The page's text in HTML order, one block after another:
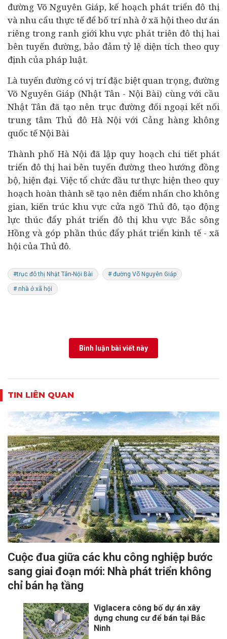
đường Võ Nguyên Giáp, kế hoạch phát triển đô thị
và nhu cẩu thực tế để bố trí nhà ở xã hội theo dư án
riêng trong ranh giới khu vực phát triên đô thị hai
bên tuyến đường, bảo đảm tỷ lệ diện tích theo quy
định của pháp luật.
Là tuyến đường có vị trí đặc biệt quan trọng, đường
Võ Nguyên Giáp (Nhật Tân - Nội Bài) cùng với cầu
Nhật Tân đã tạo nên trục đường đối ngoại kết nối
trung tâm Thủ đô Hà Nội với Cảng hàng không
quốc tế Nội Bài
Thành phố Hà Nội đã lập quy hoạch chi tiết phát
triển đô thị hai bên tuyến đường theo hướng đồng
bộ, hiện đại. Việc tổ chức đầu tư thực hiện theo quy
hoạch hoàn thành sẽ tạo nên điểm nhấn cho không
gian, kiến trúc khu vực cửa ngõ Thủ đô, tạo động
lực thúc đẩy phát triển đô thị khu vực Bắc sông
Hồng và góp phần thúc đẩy phát triểnkinh tế- xã
hội của Thủ đô.
#trục đô thị Nhật Tân-Nội Bài # đường Võ Nguyên Giáp
# nhà ở xã hội
Bình luận bài viết này
TIN LIÊN QUAN
Cuộc đua giữa các khu công nghiệp bước
sang giai đoạn mới: Nhà phát triển không
chỉ bán hạ tầng
Viglacera công bố dự án xây
dựng chung cư để bán tại Bắc
Ninh